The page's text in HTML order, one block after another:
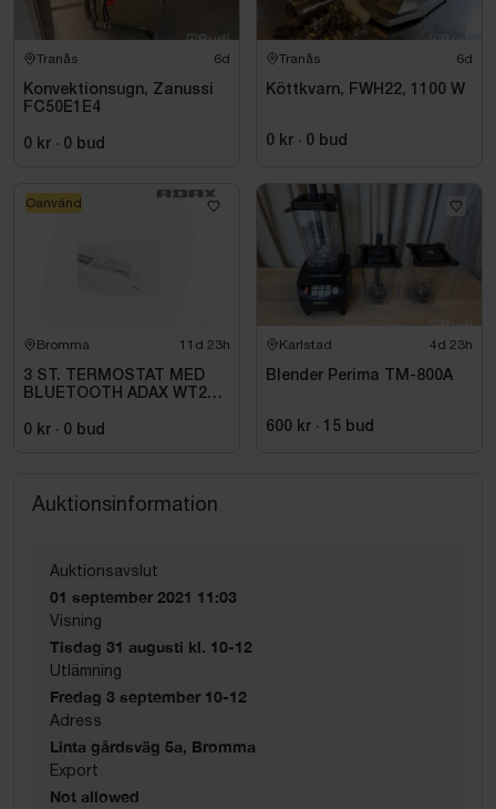
Tranås 6d
Konvektionsugn, Zanussi
FC50E1E4
0 kr · 0 bud
Tranås 6d
Köttkvarn, FWH22, 1100 W
0 kr · 0 bud
Bromma 11d 23h
3 ST. TERMOSTAT MED
BLUETOOTH ADAX WT2
0 kr · 0 bud
Oanvänd
Karlstad 4d 23h
Blender Perima TM-800A
600 kr · 15 bud
Auktionsinformation
Auktionsavslut
01 september 2021 11:03
Visning
Tisdag 31 augusti kl. 10-12
Utlämning
Fredag 3 september 10-12
Adress
Linta gårdsväg 5a, Bromma
Export
Not allowed